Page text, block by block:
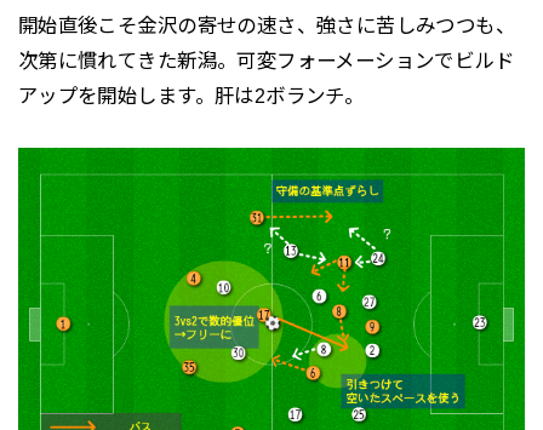
開始直後こそ金沢の寄せの速さ、強さに苦しみつつも、
次第に慣れてきた新潟。可変フォーメーションでビルド
アップを開始します。肝は2ボランチ。